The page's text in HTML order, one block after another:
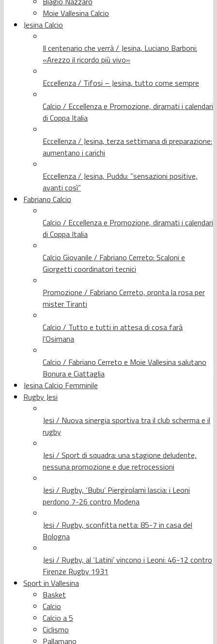
Moie Vallesina Calcio
Jesina Calcio
Il centenario che verrà / Jesina, Luciano Barboni:
«Arezzo il ricordo più vivo»
Eccellenza / Tifosi – Jesina, tutto come sempre
Calcio / Eccellenza e Promozione, diramati i calendari
di Coppa Italia
Eccellenza / Jesina, terza settimana di preparazione:
aumentano i carichi
Eccellenza / Jesina, Puddu: “sensazioni positive,
avanti così”
Fabriano Calcio
Calcio / Eccellenza e Promozione, diramati i calendari
di Coppa Italia
Calcio Giovanile / Fabriano Cerreto: Scaloni e
Giorgetti coordinatori tecnici
Promozione / Fabriano Cerreto, pronta la rosa per
mister Tiranti
Calcio / Tutto e tutti in attesa di cosa farà
l’Osimana
Calcio / Fabriano Cerreto e Moie Vallesina salutano
Bonura e Ciattaglia
Jesina Calcio Femminile
Rugby Jesi
Jesi / Nuova sinergia sportiva tra il club scherma e il
rugby
Jesi / Sport di squadra: una stagione deludente,
nessuna promozione e due retrocessioni
Jesi / Rugby, ‘Bubu’ Piergirolami lascia: i Leoni
perdono 7-26 contro Modena
Jesi / Rugby, sconfitta netta: 85-7 in casa del
Bologna
Jesi / Rugby, al ‘Latini’ vincono i Leoni: 46-12 contro
Firenze Rugby 1931
Sport in Vallesina
Basket
Calcio
Calcio a 5
Ciclismo
Pallamano